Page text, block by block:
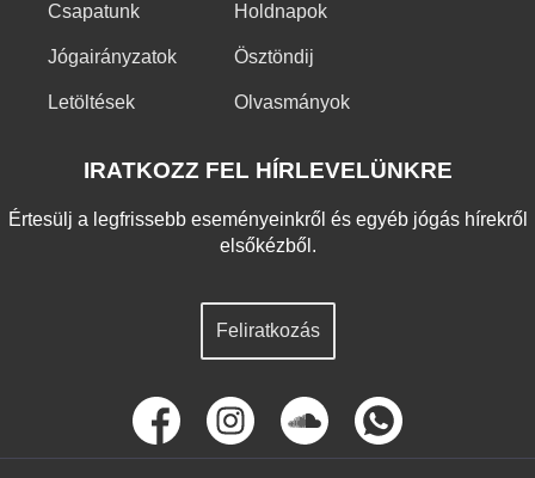
Csapatunk
Jógairányzatok
Letöltések
Holdnapok
Ösztöndij
Olvasmányok
IRATKOZZ FEL HÍRLEVELÜNKRE
Értesülj a legfrissebb eseményeinkről és egyéb jógás hírekről
elsőkézből.
Feliratkozás